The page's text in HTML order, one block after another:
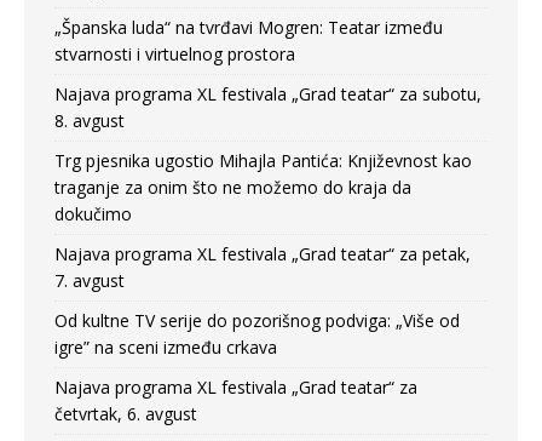
„Španska luda“ na tvrđavi Mogren: Teatar između
stvarnosti i virtuelnog prostora
Najava programa XL festivala „Grad teatar“ za subotu,
8. avgust
Trg pjesnika ugostio Mihajla Pantića: Književnost kao
traganje za onim što ne možemo do kraja da
dokučimo
Najava programa XL festivala „Grad teatar“ za petak,
7. avgust
Od kultne TV serije do pozorišnog podviga: „Više od
igre” na sceni između crkava
Najava programa XL festivala „Grad teatar“ za
četvrtak, 6. avgust